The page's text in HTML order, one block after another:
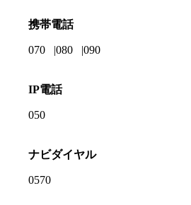
携帯電話
070 080 090
IP電話
050
ナビダイヤル
0570